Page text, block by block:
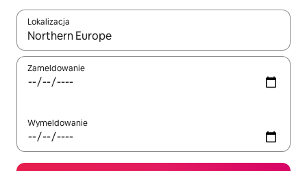
Lokalizacja
Gdy wyniki będą dostępne, możesz poruszać się po nich za
Zameldowanie
Wymeldowanie